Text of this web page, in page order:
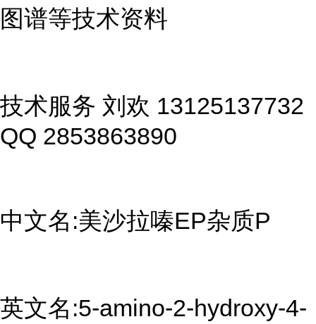
图谱等技术资料
技术服务 刘欢 13125137732
QQ 2853863890
中文名:美沙拉嗪EP杂质P
英文名:5-amino-2-hydroxy-4-